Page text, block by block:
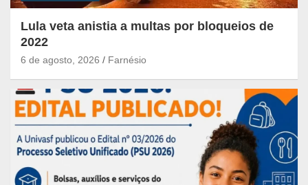
Lula veta anistia a multas por bloqueios de
2022
6 de agosto, 2026 Farnésio